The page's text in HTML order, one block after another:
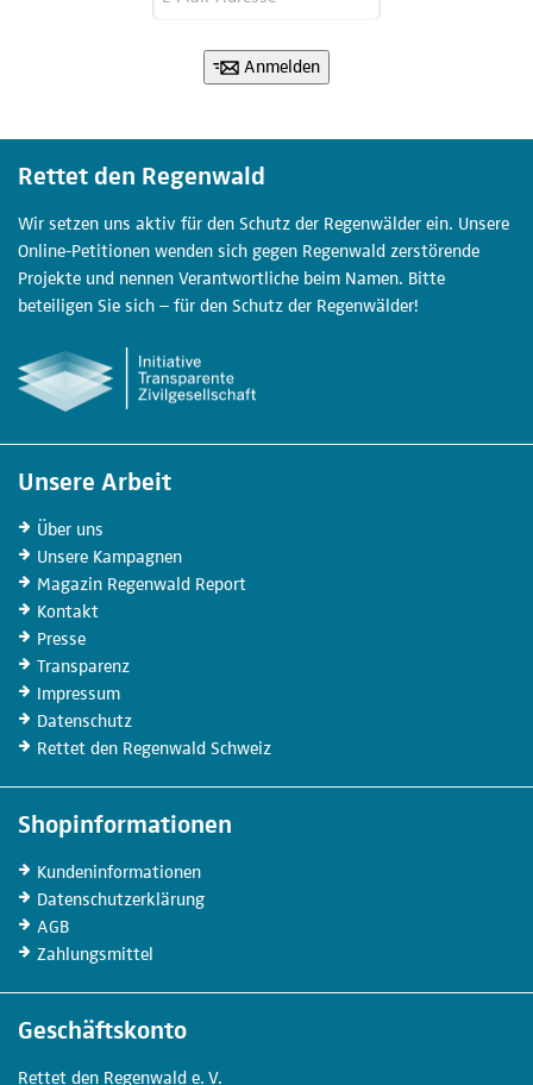
Anmelden
Rettet den Regenwald
Wir setzen uns aktiv für den Schutz der Regenwälder ein. Unsere
Online-Petitionen wenden sich gegen Regenwald zerstörende
Projekte und nennen Verantwortliche beim Namen. Bitte
beteiligen Sie sich – für den Schutz der Regenwälder!
Unsere Arbeit
Über uns
Unsere Kampagnen
Magazin Regenwald Report
Kontakt
Presse
Transparenz
Impressum
Datenschutz
Rettet den Regenwald Schweiz
Shopinformationen
Kunden­informationen
Datenschutz­erklärung
AGB
Zahlungs­mittel
Geschäftskonto
Rettet den Regenwald e. V.